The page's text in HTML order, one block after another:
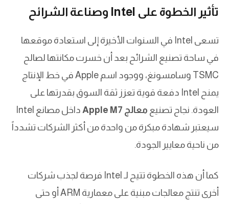
تأثير الخطوة على Intel وصناعة الشرائح
تسعى Intel في السنوات الأخيرة إلى استعادة موقعها
في ساحة تصنيع الشرائح بعد أن خسرت مكانتها لصالح
TSMC وسامسونغ، ووجود اسم Apple في خط الإنتاج
يمنح Intel دفعة قوية تعزز ثقة السوق بقدرتها على
العودة. نجاح تصنيع معالج Apple M7
داخل مصانع Intel
سيعتبر شهادة مبكرة من واحدة من أكثر الشركات تشدداً
من ناحية معايير الجودة.
كما أن هذه الخطوة تتيح لـ Intel فرصة لجذب شركات
أخرى تنتج معالجات مبنية على معمارية ARM أو حتى